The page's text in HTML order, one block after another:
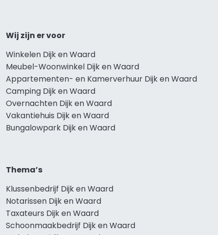
Wij zijn er voor
Winkelen Dijk en Waard
Meubel-Woonwinkel Dijk en Waard
Appartementen- en Kamerverhuur Dijk en Waard
Camping Dijk en Waard
Overnachten Dijk en Waard
Vakantiehuis Dijk en Waard
Bungalowpark Dijk en Waard
Thema’s
Klussenbedrijf Dijk en Waard
Notarissen Dijk en Waard
Taxateurs Dijk en Waard
Schoonmaakbedrijf Dijk en Waard